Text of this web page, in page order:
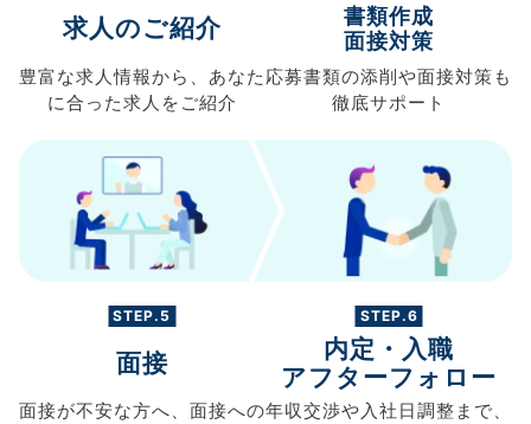
求人のご紹介
豊富な求人情報から、 あなた
に合った求人を ご紹介
書類作成
面接対策
応募書類の添削や面接対策も
徹底サポート
STEP.5
面接
面接が不安な方へ、 面接への
STEP.6
内定・入職
アフターフォロー
年収交渉や入社日調整まで、